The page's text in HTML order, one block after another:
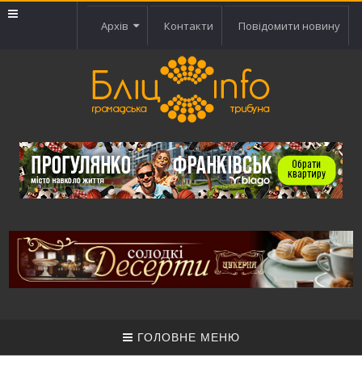
Архів Контакти Повідомити новину
ГОЛОВНЕ МЕНЮ